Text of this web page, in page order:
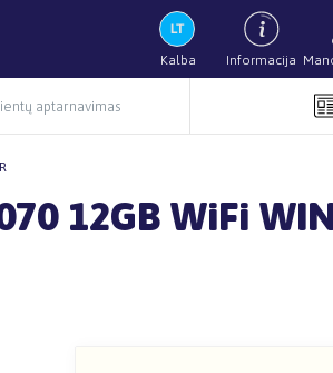
Kalba Informacija
aptarnavimas
12GB WiFi